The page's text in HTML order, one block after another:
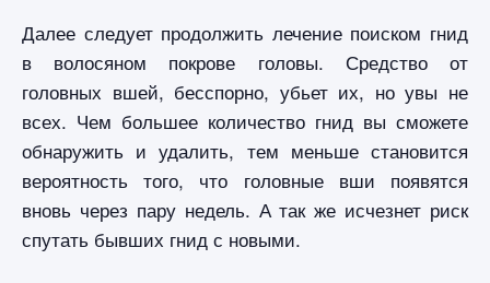
Далее следует продолжить лечение поиском гнид
в волосяном покрове головы. Средство от
головных вшей, бесспорно, убьет их, но увы не
всех. Чем большее количество гнид вы сможете
обнаружить и удалить, тем меньше становится
вероятность того, что головные вши появятся
вновь через пару недель. А так же исчезнет риск
спутать бывших гнид с новыми.